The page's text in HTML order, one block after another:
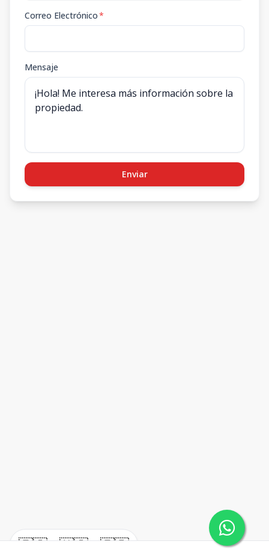
🇪🇸 🇺🇸 🇫🇷
Correo Electrónico*
Mensaje
Enviar